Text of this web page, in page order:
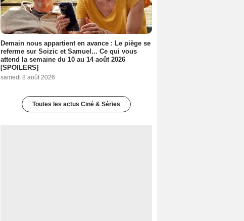
Demain nous appartient en avance : Le piège se
referme sur Soizic et Samuel... Ce qui vous
attend la semaine du 10 au 14 août 2026
[SPOILERS]
samedi 8 août 2026
Toutes les actus Ciné & Séries